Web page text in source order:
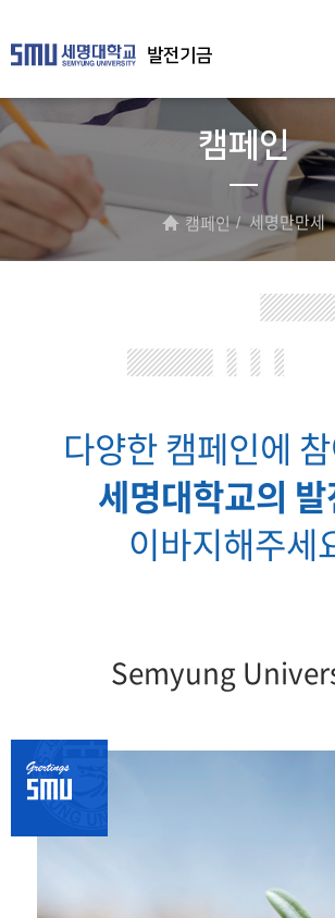
발전기금
캠페인
캠페인 세명만만세
다양한 캠페인에
세명대학교의 발
이바지해주세
Semyung